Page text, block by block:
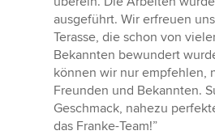
ausgeführt. Wir erfreuen
Terasse, die schon von
Bekannten bewundert
können wir nur empfehlen,
Freunden und Bekannten.
Geschmack, nahezu
das Franke-Team!”